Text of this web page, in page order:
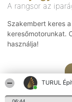
TURUL
A rangsor az
Szakembert keres
keresőmotorunkat.
használja!